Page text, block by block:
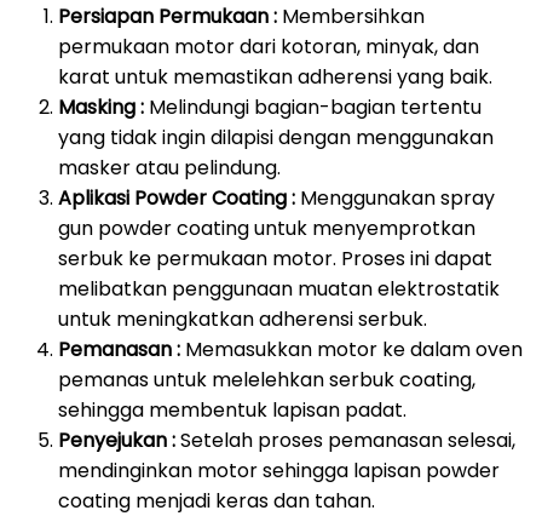
Persiapan Permukaan : Membersihkan
permukaan motor dari kotoran, minyak, dan
karat untuk memastikan adherensi yang baik.
Masking : Melindungi bagian-bagian tertentu
yang tidak ingin dilapisi dengan menggunakan
masker atau pelindung.
Aplikasi Powder Coating : Menggunakan spray
gun powder coating untuk menyemprotkan
serbuk ke permukaan motor. Proses ini dapat
melibatkan penggunaan muatan elektrostatik
untuk meningkatkan adherensi serbuk.
Pemanasan : Memasukkan motor ke dalam oven
pemanas untuk melelehkan serbuk coating,
sehingga membentuk lapisan padat.
Penyejukan :Setelah proses pemanasan selesai,
mendinginkan motor sehingga lapisan powder
coating menjadi keras dan tahan.